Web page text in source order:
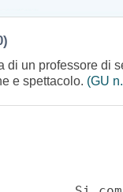
di un professore di
e spettacolo. (GU